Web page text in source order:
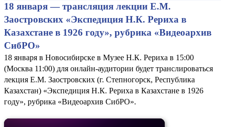
18 января — трансляция лекции Е.М.
Заостровских «Экспедиция Н.К. Рериха в
Казахстане в 1926 году», рубрика «Видеоархив
СибРО»
18 января в Новосибирске в Музее Н.К. Рериха в 15:00
(Москва 11:00) для онлайн-аудитории будет транслироваться
лекция Е.М. Заостровских (г. Степногорск, Республика
Казахстан) «Экспедиция Н.К. Рериха в Казахстане в 1926
году», рубрика «Видеоархив СибРО».